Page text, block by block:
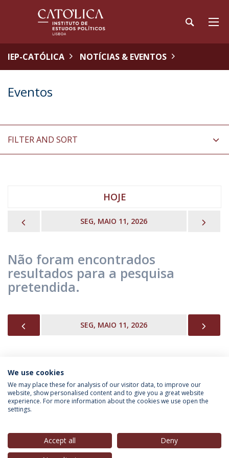
IEP-CATÓLICA NOTÍCIAS & EVENTOS
Eventos
FILTER AND SORT
HOJE
SEG, MAIO 11, 2026
Não foram encontrados
resultados para a pesquisa
pretendida.
SEG, MAIO 11, 2026
INFORMAÇÃO PARA
We use cookies
We may place these for analysis of our visitor data, to improve our
website, show personalised content and to give you a great website
experience. For more information about the cookies we use open the
settings.
Accept all
Deny